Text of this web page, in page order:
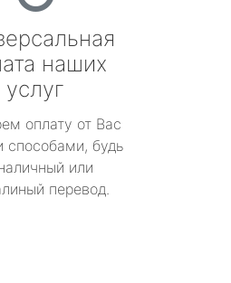
наших
услуг
оплату от Вас
будь
или
перевод.